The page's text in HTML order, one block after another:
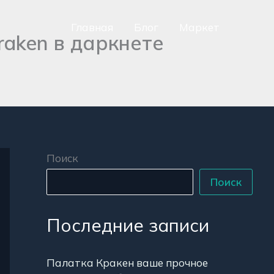
в даркнете
Поиск
Поиск
Последние записи
Палатка Кракен ваше прочное